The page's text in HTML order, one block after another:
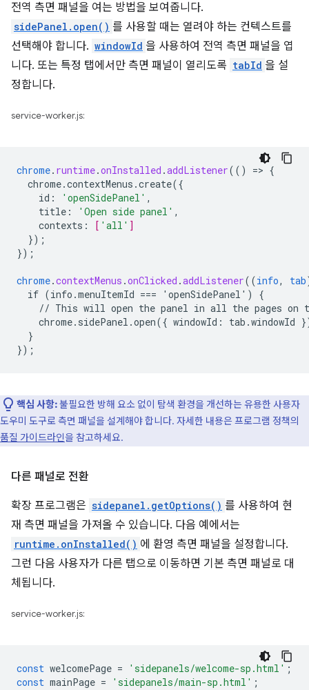
전역 측면 패널을 여는 방법을 보여줍니다.
sidePanel.open() 를 사용할 때는 열려야 하는 컨텍스트를
선택해야 합니다. windowId 을 사용하여 전역 측면 패널을 엽
니다. 또는 특정 탭에서만 측면 패널이 열리도록 tabId 을 설
정합니다.
service-worker.js:
chrome. runtime.onInstalled .addListener(() => {
chrome.contextMenus.create({
id : 'openSidePanel' ,
title : 'Open side panel' ,
contexts : [ 'all' ]
});
});
chrome.contextMenus .onClicked .addListener((info, tab
if (info.menuItemId === 'openSidePanel')
{
// This will open the panel in all the pages on
chrome.sidePanel.open({ windowId : tab .windowId }
}
});
핵심 사항:불필요한 방해 요소 없이 탐색 환경을 개선하는 유용한 사용자
도우미 도구로 측면 패널을 설계해야 합니다. 자세한 내용은 프로그램 정책의
품질 가이드라인을 참고하세요.
다른 패널로 전환
확장 프로그램은 sidepanel.getOptions() 를 사용하여 현
재 측면 패널을 가져올 수 있습니다. 다음 예에서는
runtime.onInstalled() 에 환영 측면 패널을 설정합니다.
그런 다음 사용자가 다른 탭으로 이동하면 기본 측면 패널로 대
체됩니다.
service-worker.js:
const welcomePage = 'sidepanels/welcome-sp.html' ;
const mainPage = 'sidepanels/main-sp.html' ;